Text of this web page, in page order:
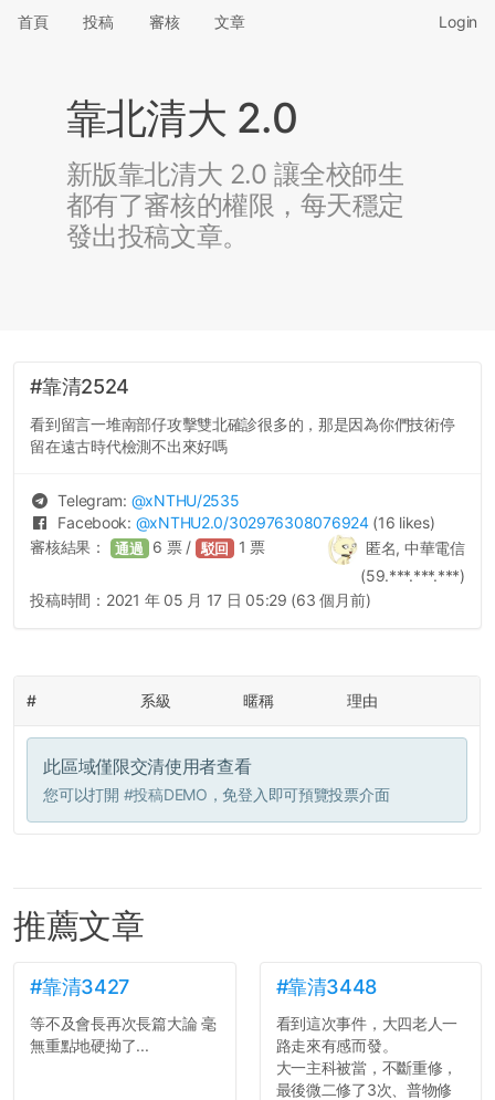
首頁 投稿 審核 文章 Login
靠北清大 2.0
新版靠北清大 2.0 讓全校師生
都有了審核的權限，每天穩定
發出投稿文章。
#靠清2524
看到留言一堆南部仔攻擊雙北確診很多的，那是因為你們技術停
留在遠古時代檢測不出來好嗎
Telegram: @xNTHU/2535
Facebook: @xNTHU2.0/302976308076924 (16 likes)
匿名, 中華電信
(59.***.***.***)
審核結果： 通過 6 票 / 駁回 1 票
投稿時間： 2021 年 05 月 17 日 05:29 (63 個月前)
# 系級 暱稱 理由
此區域僅限交清使用者查看
您可以打開 #投稿DEMO ，免登入即可預覽投票介面
推薦文章
#靠清3427
等不及會長再次長篇大論 毫
無重點地硬拗了...
#靠清3448
看到這次事件，大四老人一
路走來有感而發。
大一主科被當，不斷重修，
最後微二修了3次、普物修